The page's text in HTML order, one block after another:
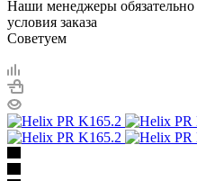
Наши менеджеры обязательно
условия заказа
Советуем